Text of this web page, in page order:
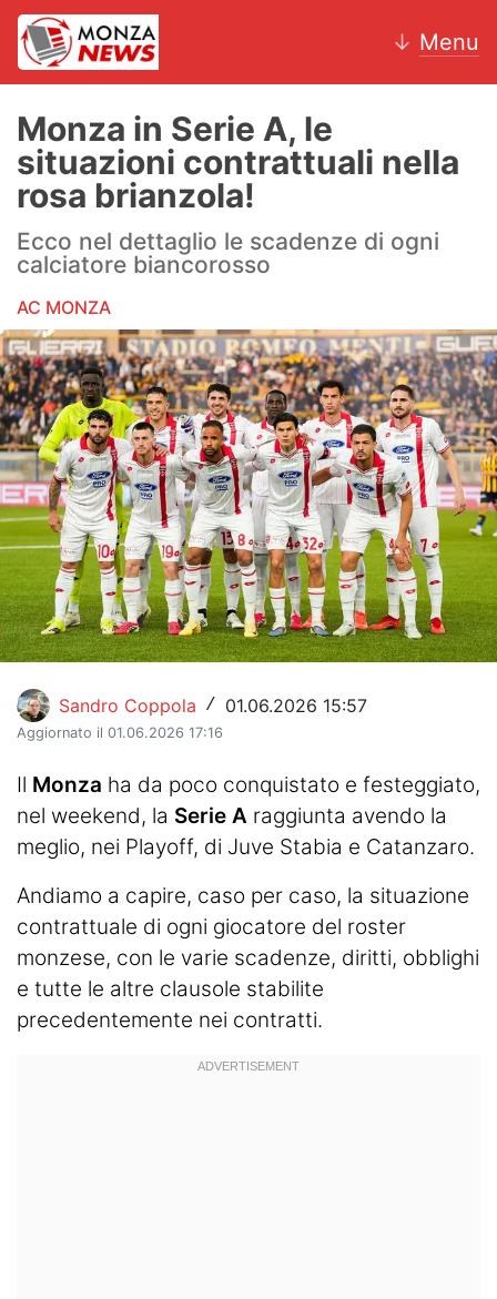
↓ Menu
News
AC Monza
Motori
Volley
Hockey
Altri sport
Hockey
Pallanuoto
Pallamano
News
Turismo
Eventi
Monza in Serie A, le
situazioni contrattuali nella
rosa brianzola!
Ecco nel dettaglio le scadenze di ogni
calciatore biancorosso
AC MONZA
Sandro Coppola / 01.06.2026 15:57
Aggiornato il 01.06.2026 17:16
Il Monza ha da poco conquistato e festeggiato,
nel weekend, la Serie A raggiunta avendo la
meglio, nei Playoff, di Juve Stabia e Catanzaro.
Andiamo a capire, caso per caso, la situazione
contrattuale di ogni giocatore del roster
monzese, con le varie scadenze, diritti, obblighi
e tutte le altre clausole stabilite
precedentemente nei contratti.